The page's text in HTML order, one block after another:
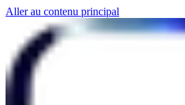
Aller au contenu principal